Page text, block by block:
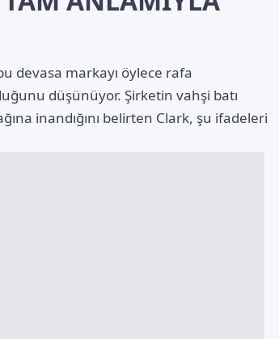
devasa markayı öylece rafa
düşünüyor. Şirketin vahşi batı
inandığını belirten Clark, şu ifadeleri